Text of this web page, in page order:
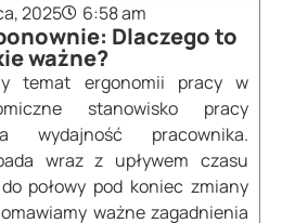
2025 6:58 am
Dlaczego to
ważne?
temat ergonomii pracy w
stanowisko pracy
wydajność pracownika.
wraz z upływem czasu
połowy pod koniec zmiany
ważne zagadnienia